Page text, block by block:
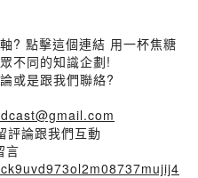
? 點擊這個連結 用一杯焦糖
不同的知識企劃!
或是跟我們聯絡?
論跟我們互動
言